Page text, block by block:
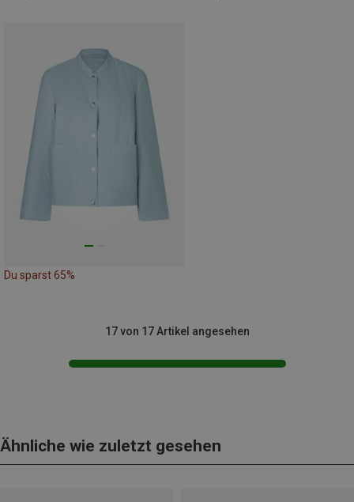
Du sparst 65%
17 von 17 Artikel angesehen
Ähnliche wie zuletzt gesehen